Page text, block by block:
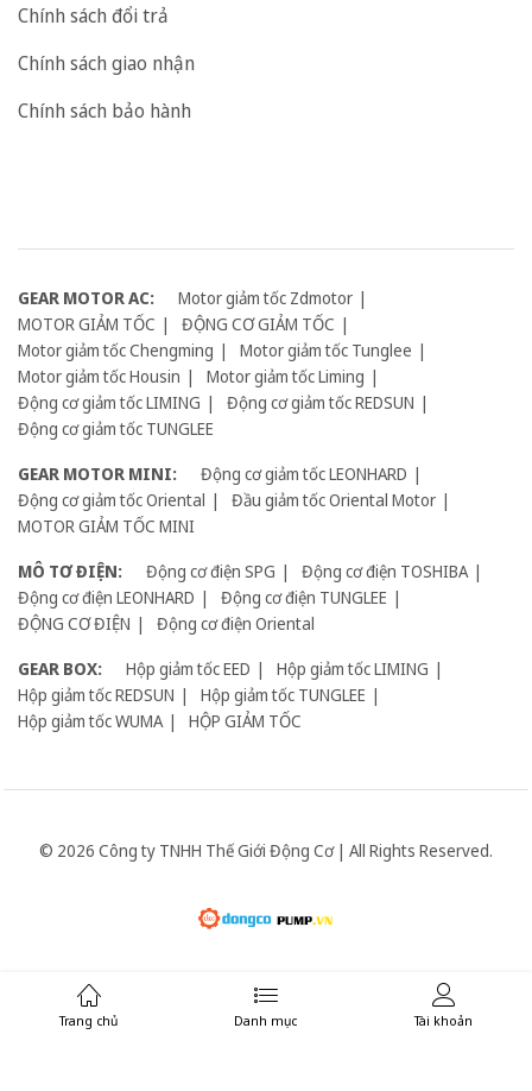
Chính sách đổi trả
Chính sách giao nhận
Chính sách bảo hành
GEAR MOTOR AC:
Motor giảm tốc Zdmotor
MOTOR GIẢM TỐC
ĐỘNG CƠ GIẢM TỐC
Motor giảm tốc Chengming
Motor giảm tốc Tunglee
Motor giảm tốc Housin
Motor giảm tốc Liming
Động cơ giảm tốc LIMING
Động cơ giảm tốc REDSUN
Động cơ giảm tốc TUNGLEE
GEAR MOTOR MINI:
Động cơ giảm tốc LEONHARD
Động cơ giảm tốc Oriental
Đầu giảm tốc Oriental Motor
MOTOR GIẢM TỐC MINI
MÔ TƠ ĐIỆN:
Động cơ điện SPG
Động cơ điện TOSHIBA
Động cơ điện LEONHARD
Động cơ điện TUNGLEE
ĐỘNG CƠ ĐIỆN
Động cơ điện Oriental
GEAR BOX:
Hộp giảm tốc EED
Hộp giảm tốc LIMING
Hộp giảm tốc REDSUN
Hộp giảm tốc TUNGLEE
Hộp giảm tốc WUMA
HỘP GIẢM TỐC
© 2026 Công ty TNHH Thế Giới Động Cơ | All Rights Reserved.
Giữ liên lạc:
Trang chủ Danh mục Tài khoản